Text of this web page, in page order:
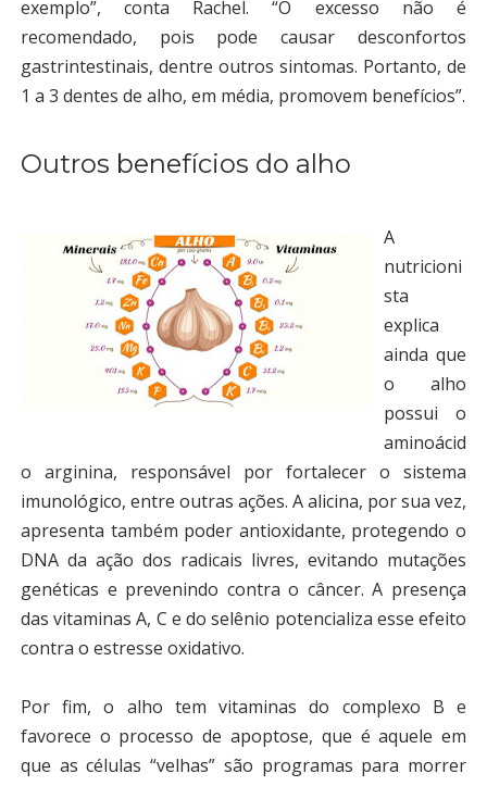
exemplo”, conta Rachel. “O excesso não é
recomendado, pois pode causar desconfortos
gastrintestinais, dentre outros sintomas. Portanto, de
1 a 3 dentes de alho, em média, promovem benefícios”.
Outros benefícios do alho
A
nutricioni
sta
explica
ainda que
o alho
possui o
aminoácid
o arginina, responsável por fortalecer o sistema
imunológico, entre outras ações. A alicina, por sua vez,
apresenta também poder antioxidante, protegendo o
DNA da ação dos radicais livres, evitando mutações
genéticas e prevenindo contra o câncer. A presença
das vitaminas A, C e do selênio potencializa esse efeito
contra o estresse oxidativo.
Por fim, o alho tem vitaminas do complexo B e
favorece o processo de apoptose, que é aquele em
que as células “velhas” são programas para morrer